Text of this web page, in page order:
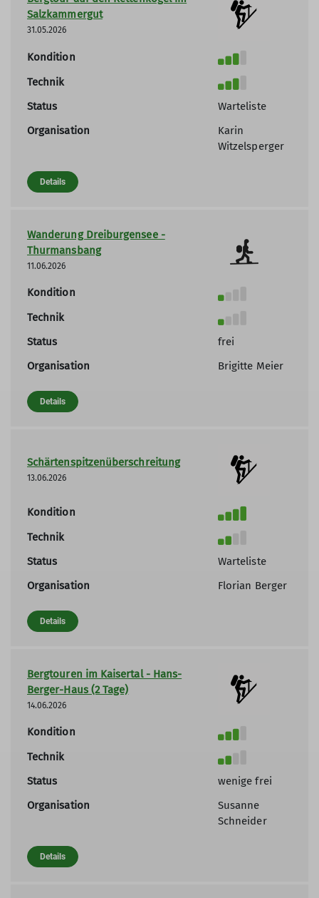
Salzkammergut
31.05.2026
Kondition
Technik
Status
Warteliste
Organisation
Karin
Witzelsperger
Details
Wanderung Dreiburgensee -
Thurmansbang
11.06.2026
Kondition
Technik
Status
frei
Organisation
Brigitte Meier
Details
Schärtenspitzenüberschreitung
13.06.2026
Kondition
Technik
Status
Warteliste
Organisation
Florian Berger
Details
Bergtouren im Kaisertal - Hans-
Berger-Haus (2 Tage)
14.06.2026
Kondition
Technik
Status
wenige frei
Organisation
Susanne
Schneider
Details